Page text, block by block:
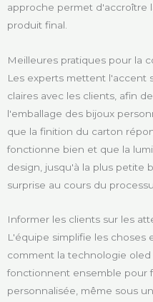
approche permet d'accroître
produit final.
Meilleures pratiques pour la
Les experts mettent l'accent
claires avec les clients, afin
l'emballage des bijoux
que la finition du carton
fonctionne bien et que la
design, jusqu'à la plus petite
surprise au cours du
Informer les clients sur les
L'équipe simplifie les choses
comment la technologie
fonctionnent ensemble pour
personnalisée, même sous